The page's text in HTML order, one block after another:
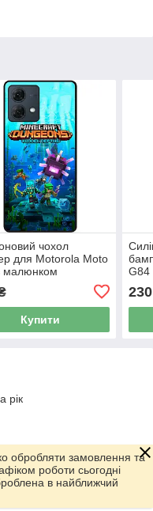
чохол
для Motorola Moto
малюнком
Купити
G84
230
рік
- Воскресенье
обробляти замовлення та
роботи сьогодні
в найближчий